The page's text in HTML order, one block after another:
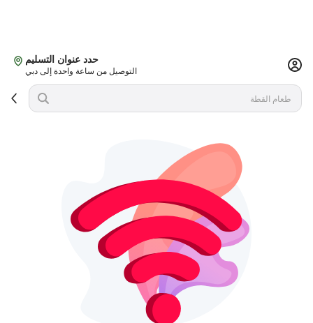
حدد عنوان التسليم
التوصيل من ساعة واحدة إلى دبي